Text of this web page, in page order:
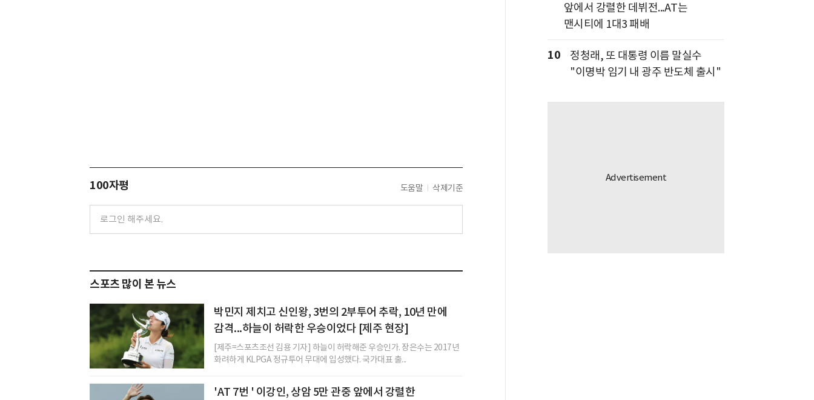
100자평 도움말 삭제기준
스포츠 많이 본 뉴스
박민지 제치고 신인왕, 3번의 2부투어 추락, 10년 만에
감격...하늘이 허락한 우승이었다 [제주 현장]
[제주=스포츠조선 김용 기자] 하늘이 허락해준 우승인가. 장은수는 2017년
화려하게 KLPGA 정규투어 무대에 입성했다. 국가대표 출...
'AT 7번 ' 이강인, 상암 5만 관중 앞에서 강렬한
앞에서 강렬한 데뷔전...AT는
맨시티에 1대3 패배
10
정청래, 또 대통령 이름 말실수
"이명박 임기 내 광주 반도체 출시"